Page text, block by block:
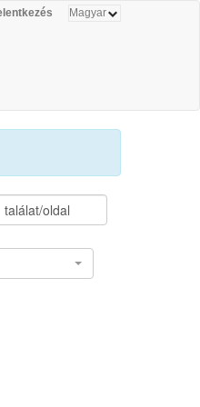
találat/oldal